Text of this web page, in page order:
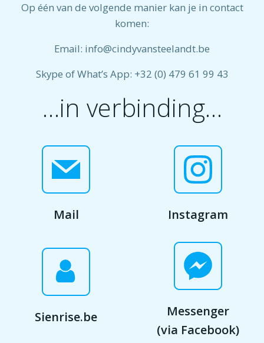
Op één van de volgende manier kan je in contact
komen:
Email: info@cindyvansteelandt.be
Skype of What’s App: +32 (0) 479 61 99 43
…in verbinding…
Mail Instagram
Sienrise.be
Messenger
(via Facebook)